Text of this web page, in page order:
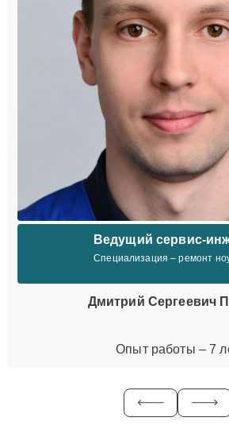
Ведущий сервис-
Специализация – ремонт
Дмитрий Сергеевич
Опыт работы – 7